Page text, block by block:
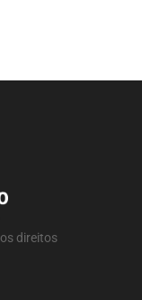
direitos